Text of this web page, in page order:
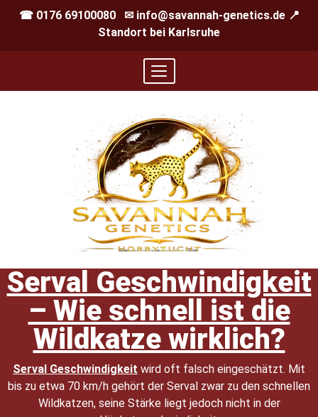
☎ 0176 69100080 ✉ info@savannah-genetics.de 📍
Standort bei Karlsruhe
Serval Geschwindigkeit
– Wie schnell ist die
Wildkatze wirklich?
Serval Geschwindigkeit wird oft falsch eingeschätzt. Mit
bis zu etwa 70 km/h gehört der Serval zwar zu den schnellen
Wildkatzen, seine Stärke liegt jedoch nicht in der